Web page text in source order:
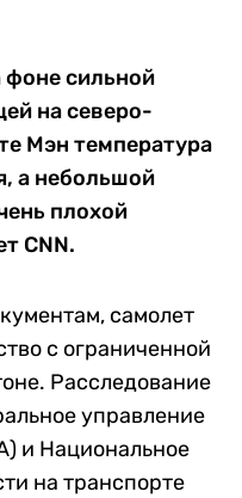
сильной
на северо-
Мэн температура
а небольшой
плохой
CNN.
самолет
с ограниченной
Расследование
управление
и Национальное
на транспорте